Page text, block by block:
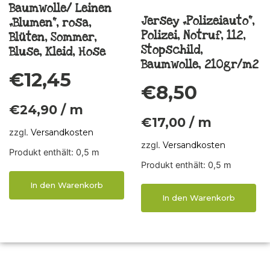
Baumwolle/ Leinen
„Blumen“, rosa,
Blüten, Sommer,
Bluse, Kleid, Hose
€12,45
€24,90 / m
zzgl. Versandkosten
Produkt enthält: 0,5 m
In den Warenkorb
Jersey „Polizeiauto“,
Polizei, Notruf, 112,
Stopschild,
Baumwolle, 210gr/m2
€8,50
€17,00 / m
zzgl. Versandkosten
Produkt enthält: 0,5 m
In den Warenkorb